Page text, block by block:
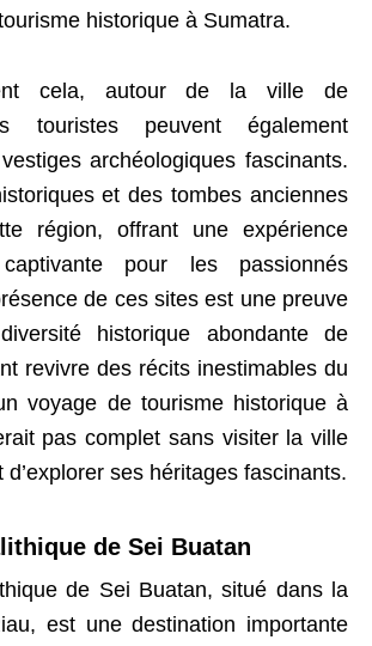
historique à Sumatra.
cela, autour de la ville de
touristes peuvent également
archéologiques fascinants.
et des tombes anciennes
région, offrant une expérience
captivante pour les passionnés
de ces sites est une preuve
historique abondante de
revivre des récits inestimables du
voyage de tourisme historique à
pas complet sans visiter la ville
ses héritages fascinants.
de Sei Buatan
de Sei Buatan, situé dans la
est une destination importante